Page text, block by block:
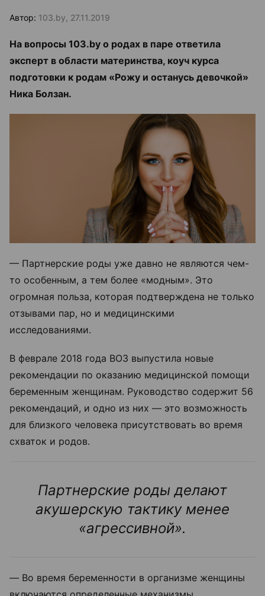
Автор: 103.by, 27.11.2019
На вопросы 103.by о родах в паре ответила
эксперт в области материнства, коуч курса
подготовки к родам «Рожу и останусь девочкой»
Ника Болзан.
— Партнерские роды уже давно не являются чем-
то особенным, а тем более «модным». Это
огромная польза, которая подтверждена не только
отзывами пар, но и медицинскими
исследованиями.
В феврале 2018 года ВОЗ выпустила новые
рекомендации по оказанию медицинской помощи
беременным женщинам. Руководство содержит 56
рекомендаций, и одно из них — это возможность
для близкого человека присутствовать во время
схваток и родов.
Партнерские роды делают
акушерскую тактику менее
«агрессивной».
— Во время беременности в организме женщины